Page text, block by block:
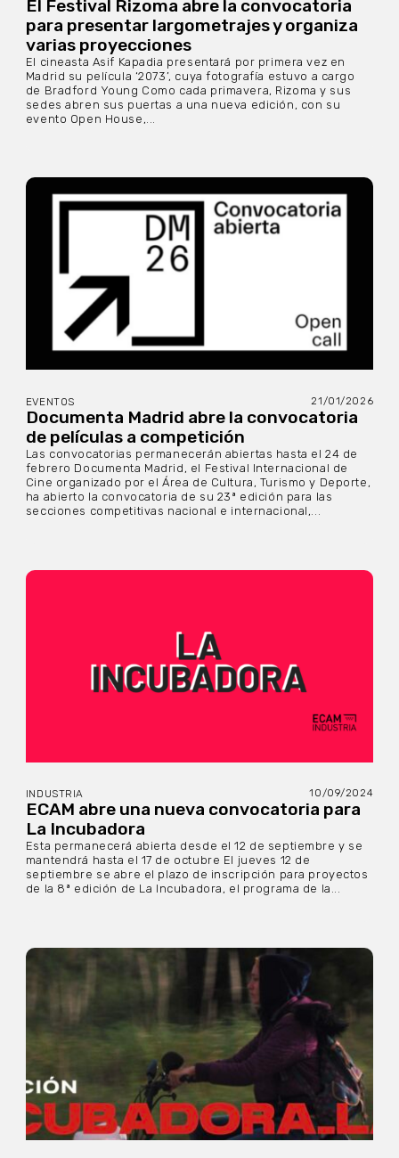
El Festival Rizoma abre la convocatoria
para presentar largometrajes y organiza
varias proyecciones
El cineasta Asif Kapadia presentará por primera vez en
Madrid su película ‘2073’, cuya fotografía estuvo a cargo
de Bradford Young Como cada primavera, Rizoma y sus
sedes abren sus puertas a una nueva edición, con su
evento Open House,...
EVENTOS 21/01/2026
Documenta Madrid abre la convocatoria
de películas a competición
Las convocatorias permanecerán abiertas hasta el 24 de
febrero Documenta Madrid, el Festival Internacional de
Cine organizado por el Área de Cultura, Turismo y Deporte,
ha abierto la convocatoria de su 23ª edición para las
secciones competitivas nacional e internacional,...
INDUSTRIA 10/09/2024
ECAM abre una nueva convocatoria para
La Incubadora
Esta permanecerá abierta desde el 12 de septiembre y se
mantendrá hasta el 17 de octubre El jueves 12 de
septiembre se abre el plazo de inscripción para proyectos
de la 8ª edición de La Incubadora, el programa de la...